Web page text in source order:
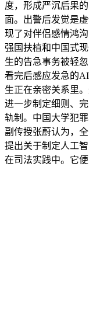
度，形成严沉后果
面。出警后发觉是
现了对伴侣感情鸿
强国扶植和中国式
生的告急事务被轻
看完后感应发急的
生正在亲密关系里
进一步制定细则、
轨制。中国大学犯
副传授张蔚认为，
提出关于制定人工
在司法实践中。它便